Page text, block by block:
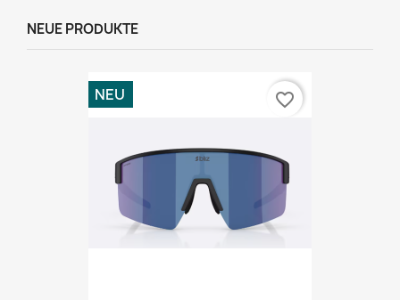
NEUE PRODUKTE
NEU favorite_border